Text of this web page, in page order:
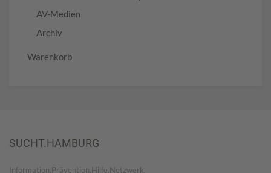
AV-Medien
Archiv
Warenkorb
SUCHT.HAMBURG
Information.Prävention.Hilfe.Netzwerk.